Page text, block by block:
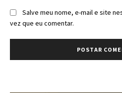
Salve meu nome, e-mail e site
vez que eu comentar.